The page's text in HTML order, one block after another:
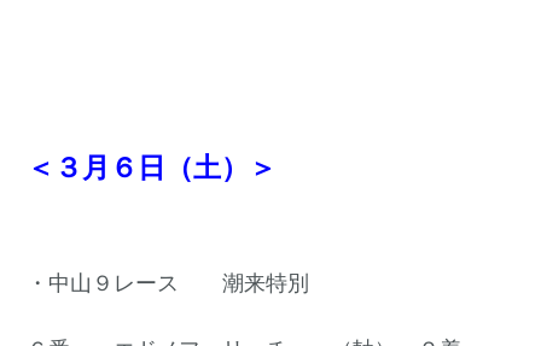
＜３月６日（土）＞
・中山９レース 潮来特別